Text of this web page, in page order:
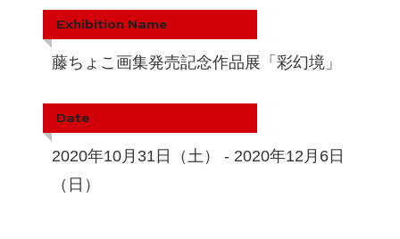
Exhibition Name
藤ちょこ画集発売記念作品展「彩幻境」
Date
2020年10月31日（土） - 2020年12月6日
（日）